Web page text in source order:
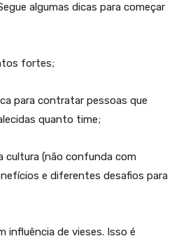
algumas dicas para começar
fortes;
para contratar pessoas que
quanto time;
cultura (não confunda com
e diferentes desafios para
influência de vieses. Isso é